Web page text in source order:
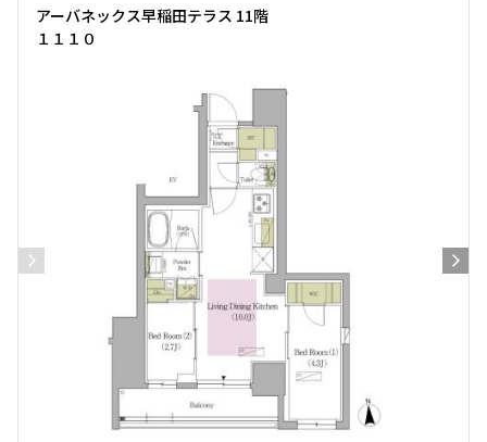
当社限定物件
専任物件
より詳細な絞り込み
建物施設やお部屋の設備、方位、階数などの絞り込みが
アーバネックス早稲田テラス 11階
１１１０